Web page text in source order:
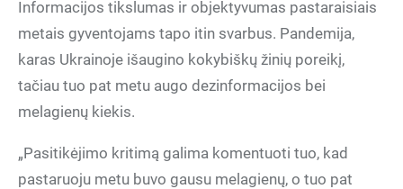
Informacijos tikslumas ir objektyvumas pastaraisiais
metais gyventojams tapo itin svarbus. Pandemija,
karas Ukrainoje išaugino kokybiškų žinių poreikį,
tačiau tuo pat metu augo dezinformacijos bei
melagienų kiekis.
„Pasitikėjimo kritimą galima komentuoti tuo, kad
pastaruoju metu buvo gausu melagienų, o tuo pat